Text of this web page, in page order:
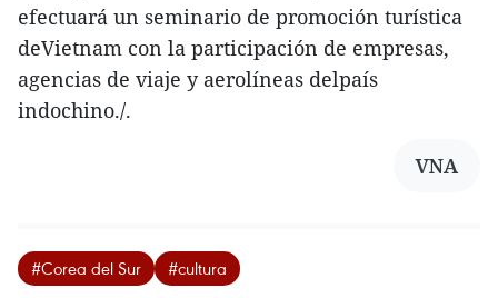
efectuará un seminario de promoción turística
deVietnam con la participación de empresas,
agencias de viaje y aerolíneas delpaís
indochino./.
VNA
#Corea del Sur #cultura